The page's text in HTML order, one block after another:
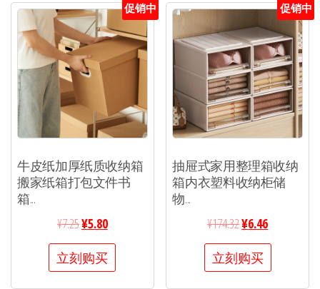
促销中
牛皮纸加厚纸质收纳箱
搬家纸箱打包文件书
箱...
¥7.25¥5.80
立刻购买
促销中
抽屉式家用整理箱收纳
箱内衣塑料收纳柜储
物...
¥174.32¥6.46
立刻购买